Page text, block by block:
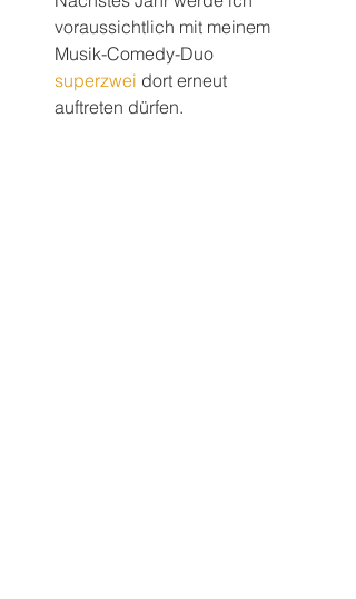
voraussichtlich mit meinem
Musik-Comedy-Duo
superzwei dort erneut
auftreten dürfen.